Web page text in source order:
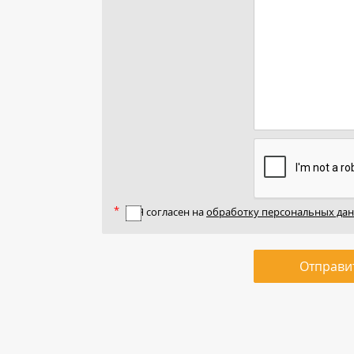
Я согласен наобработку персональных